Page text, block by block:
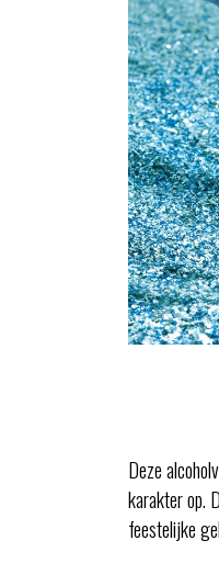
Deze
karakter op.
feestelijke